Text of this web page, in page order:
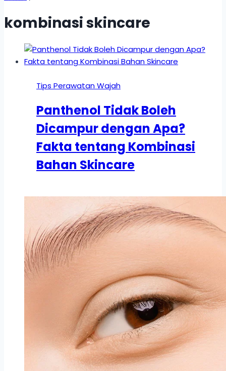
kombinasi skincare
Tips Perawatan Wajah
Panthenol Tidak Boleh
Dicampur dengan Apa?
Fakta tentang Kombinasi
Bahan Skincare